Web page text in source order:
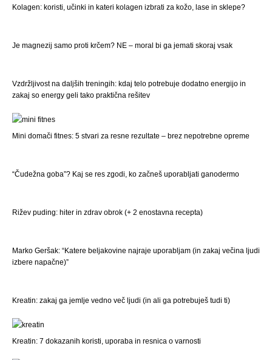
Kolagen: koristi, učinki in kateri kolagen izbrati za kožo, lase in sklepe?
Je magnezij samo proti krčem? NE – moral bi ga jemati skoraj vsak
Vzdržljivost na daljših treningih: kdaj telo potrebuje dodatno energijo in
zakaj so energy geli tako praktična rešitev
Mini domači fitnes: 5 stvari za resne rezultate – brez nepotrebne opreme
“Čudežna goba”? Kaj se res zgodi, ko začneš uporabljati ganodermo
Rižev puding: hiter in zdrav obrok (+ 2 enostavna recepta)
Marko Geršak: “Katere beljakovine najraje uporabljam (in zakaj večina ljudi
izbere napačne)”
Kreatin: zakaj ga jemlje vedno več ljudi (in ali ga potrebuješ tudi ti)
Kreatin: 7 dokazanih koristi, uporaba in resnica o varnosti